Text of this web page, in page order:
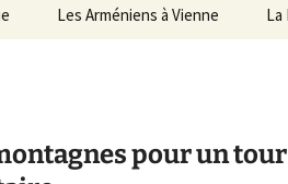
Les Arméniens à Vienne La
pour un